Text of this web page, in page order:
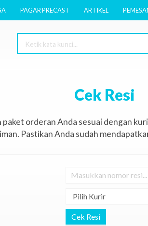
PAGAR PRECAST ARTIKEL
Cek Resi
paket orderan Anda sesuai dengan
Pastikan Anda sudah
Cek Resi